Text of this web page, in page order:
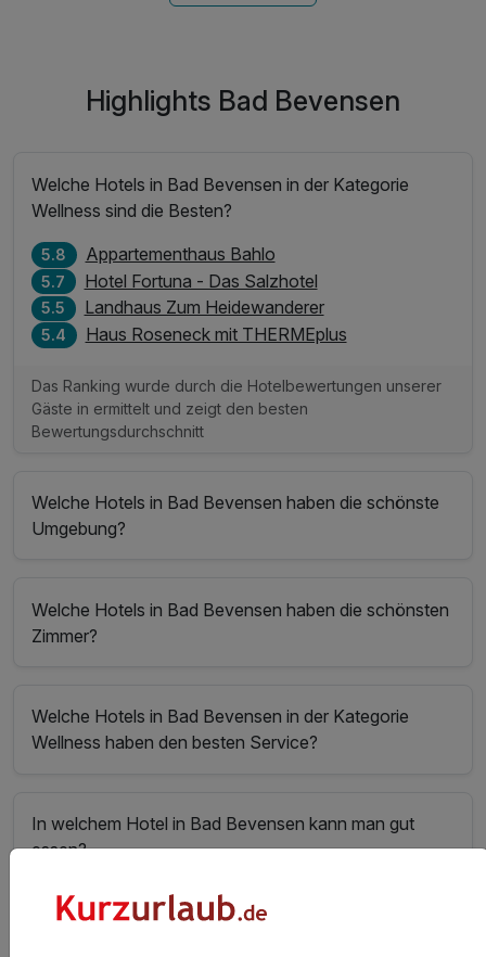
Highlights Bad Bevensen
Welche Hotels in Bad Bevensen in der Kategorie
Wellness sind die Besten?
5.8 Appartementhaus Bahlo
5.7 Hotel Fortuna - Das Salzhotel
5.5 Landhaus Zum Heidewanderer
5.4 Haus Roseneck mit THERMEplus
Das Ranking wurde durch die Hotelbewertungen unserer
Gäste in ermittelt und zeigt den besten
Bewertungsdurchschnitt
Welche Hotels in Bad Bevensen haben die schönste
Umgebung?
Welche Hotels in Bad Bevensen haben die schönsten
Zimmer?
Welche Hotels in Bad Bevensen in der Kategorie
Wellness haben den besten Service?
In welchem Hotel in Bad Bevensen kann man gut
essen?